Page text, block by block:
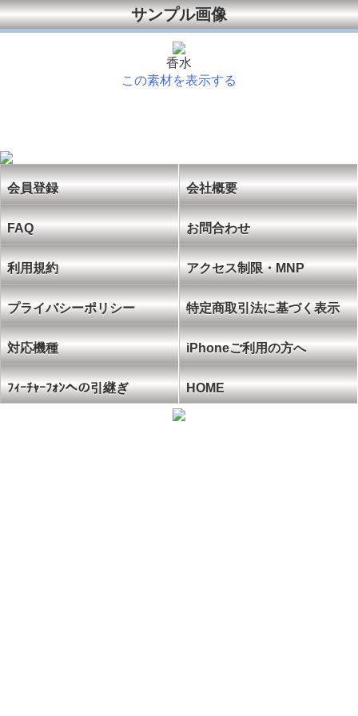
サンプル画像
香水
この素材を表示する
会員登録 会社概要
FAQ お問合わせ
利用規約 アクセス制限・MNP
プライバシーポリシー 特定商取引法に基づく表示
対応機種 iPhoneご利用の方へ
ﾌｨｰﾁｬｰﾌｫﾝへの引継ぎ HOME